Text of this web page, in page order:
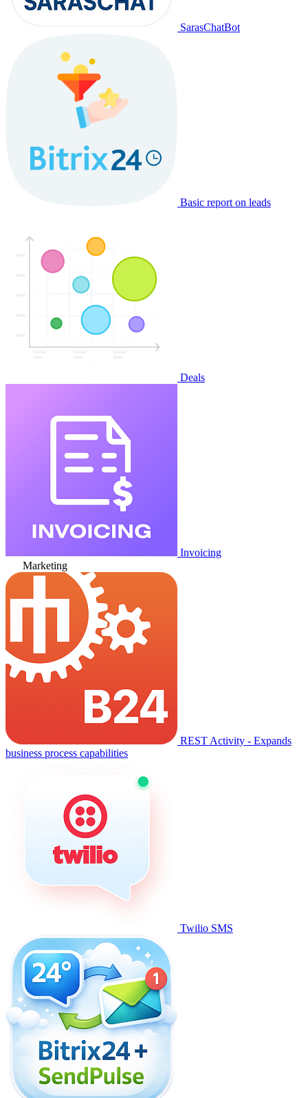
SarasChatBot
Basic report on leads
Deals
Invoicing
Marketing
REST Activity - Expands
business process capabilities
Twilio SMS